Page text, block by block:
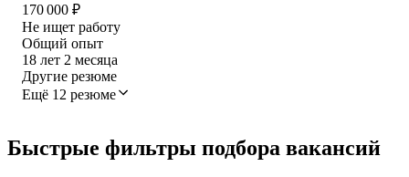
170 000 ₽
Не ищет работу
Общий опыт
18 лет 2 месяца
Другие резюме
Ещё 12 резюме
Быстрые фильтры подбора вакансий